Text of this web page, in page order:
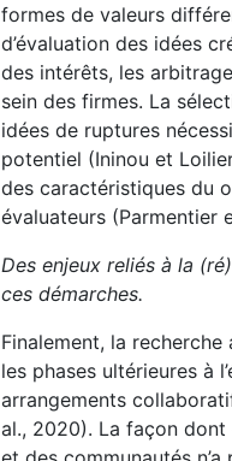
formes de valeurs
d’évaluation des idées
des intérêts, les
sein des firmes. La
idées de ruptures
potentiel (Ininou et
des caractéristiques du
évaluateurs (Parmentier
Des enjeux reliés à la
ces démarches.
Finalement, la
les phases ultérieures à
arrangements
al., 2020). La façon dont